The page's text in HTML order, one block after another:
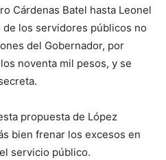
Cárdenas Batel hasta Leonel
de los servidores públicos no
del Gobernador, por
noventa mil pesos, y se
propuesta de López
bien frenar los excesos en
servicio público.